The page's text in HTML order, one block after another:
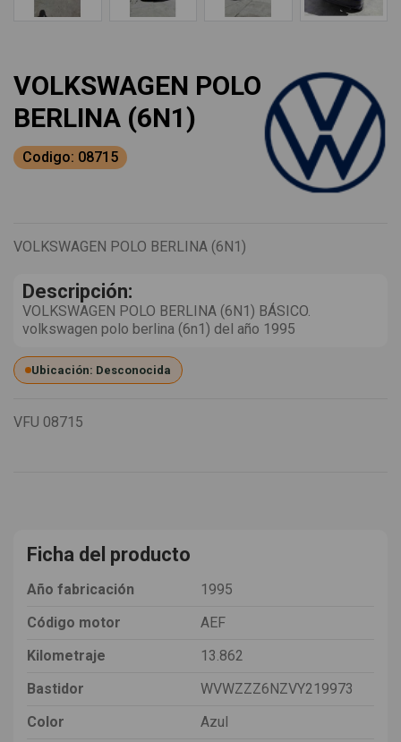
VOLKSWAGEN POLO
BERLINA (6N1)
Codigo: 08715
VOLKSWAGEN POLO BERLINA (6N1)
Descripción:
VOLKSWAGEN POLO BERLINA (6N1) BÁSICO.
volkswagen polo berlina (6n1) del año 1995
Ubicación: Desconocida
VFU 08715
Ficha del producto
Año fabricación
1995
Código motor
AEF
Kilometraje
13.862
Bastidor
WVWZZZ6NZVY219973
Color
Azul